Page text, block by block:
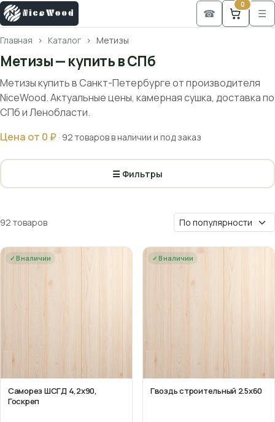
☎
0
☰
Главная Каталог Метизы
Метизы — купить в СПб
Метизы купить в Санкт-Петербурге от производителя
NiceWood. Актуальные цены, камерная сушка, доставка по
СПб и Ленобласти.
Цена от 0 ₽ · 92 товаров в наличии и под заказ
☰ Фильтры
92 товаров
✓ В наличии
Саморез ШСГД 4,2х90,
Госкреп
✓ В наличии
Гвоздь строительный 2.5х60